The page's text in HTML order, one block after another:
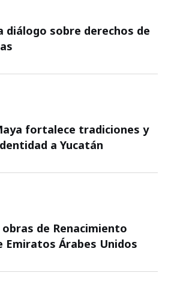
diálogo sobre derechos de
fortalece tradiciones y
a Yucatán
de Renacimiento
Emiratos Árabes Unidos